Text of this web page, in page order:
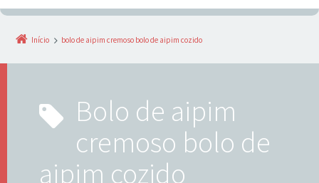
Início bolo de aipim cremoso bolo de aipim cozido
bolo de aipim
cremoso bolo de
aipim cozido